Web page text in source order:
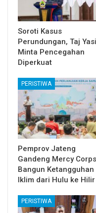
Soroti Kasus
Perundungan, Taj
Minta Pencegahan
Diperkuat
PERISTIWA
Pemprov Jateng
Gandeng Mercy Corps
Bangun Ketangguhan
Iklim dari Hulu ke Hilir
PERISTIWA